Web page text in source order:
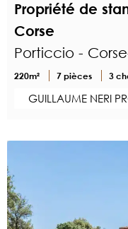
Propriété de
Corse
Porticcio -
220m² 7 pièces 3
GUILLAUME NERI